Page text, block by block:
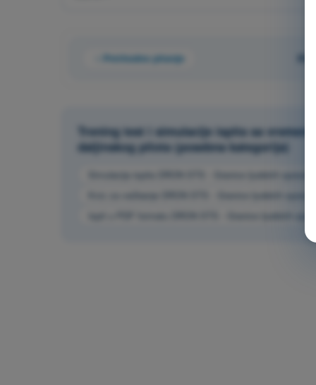
Prethodno pitanje
Trening test i simulacije ispita sa
daljinskog pilota (posebna kategorija)
Ispit u PDF formatu DRON STS - Granice ljudskih